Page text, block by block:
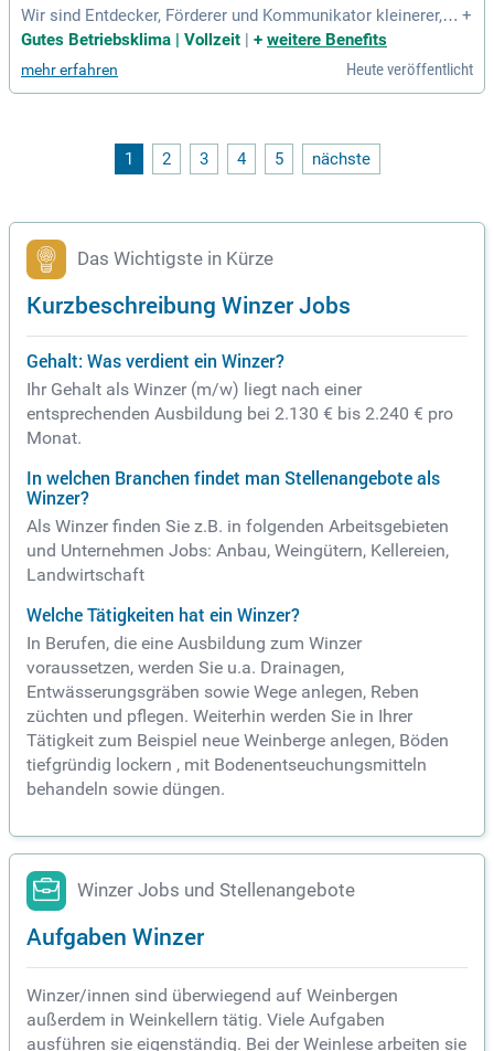
Wir sind Entdecker, Förderer und Kommunikator kleinerer, u
nbekannter, aber exzellenter Erzeuger und verkaufen über 80
+
Gutes Betriebsklima | Vollzeit | + weitere Benefits
mehr erfahren Heute veröffentlicht
1 2 3 4 5 nächste
Das Wichtigste in Kürze
Kurzbeschreibung Winzer Jobs
Gehalt: Was verdient ein Winzer?
Ihr Gehalt als Winzer (m/w) liegt nach einer
entsprechenden Ausbildung bei 2.130 € bis 2.240 € pro
Monat.
In welchen Branchen findet man Stellenangebote als
Winzer?
Als Winzer finden Sie z.B. in folgenden Arbeitsgebieten
und Unternehmen Jobs: Anbau, Weingütern, Kellereien,
Landwirtschaft
Welche Tätigkeiten hat ein Winzer?
In Berufen, die eine Ausbildung zum Winzer
voraussetzen, werden Sie u.a. Drainagen,
Entwässerungsgräben sowie Wege anlegen, Reben
züchten und pflegen. Weiterhin werden Sie in Ihrer
Tätigkeit zum Beispiel neue Weinberge anlegen, Böden
tiefgründig lockern , mit Bodenentseuchungsmitteln
behandeln sowie düngen.
Winzer Jobs und Stellenangebote
Aufgaben Winzer
Winzer/innen sind überwiegend auf Weinbergen
außerdem in Weinkellern tätig. Viele Aufgaben
ausführen sie eigenständig. Bei der Weinlese arbeiten sie